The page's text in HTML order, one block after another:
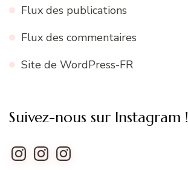
Flux des publications
Flux des commentaires
Site de WordPress-FR
Suivez-nous sur Instagram !
Instagram
InstagramInstagram